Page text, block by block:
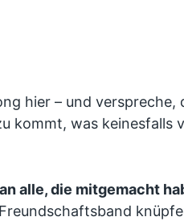
hier – und verspreche,
kommt, was keinesfalls
alle, die mitgemacht